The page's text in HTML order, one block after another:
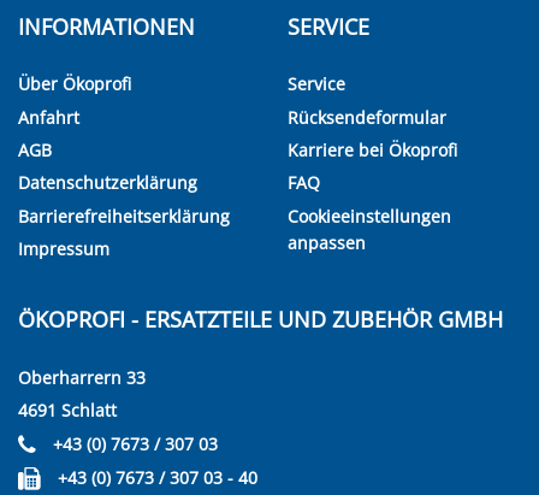
INFORMATIONEN
Über Ökoprofi
Anfahrt
AGB
Datenschutzerklärung
Barrierefreiheitserklärung
Impressum
SERVICE
Service
Rücksendeformular
Karriere bei Ökoprofi
FAQ
Cookieeinstellungen
anpassen
ÖKOPROFI - ERSATZTEILE UND ZUBEHÖR GMBH
Oberharrern 33
4691 Schlatt
+43 (0) 7673 / 307 03
+43 (0) 7673 / 307 03 - 40